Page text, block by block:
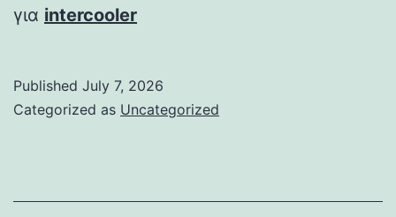
για intercooler
Published July 7, 2026
Categorized as Uncategorized